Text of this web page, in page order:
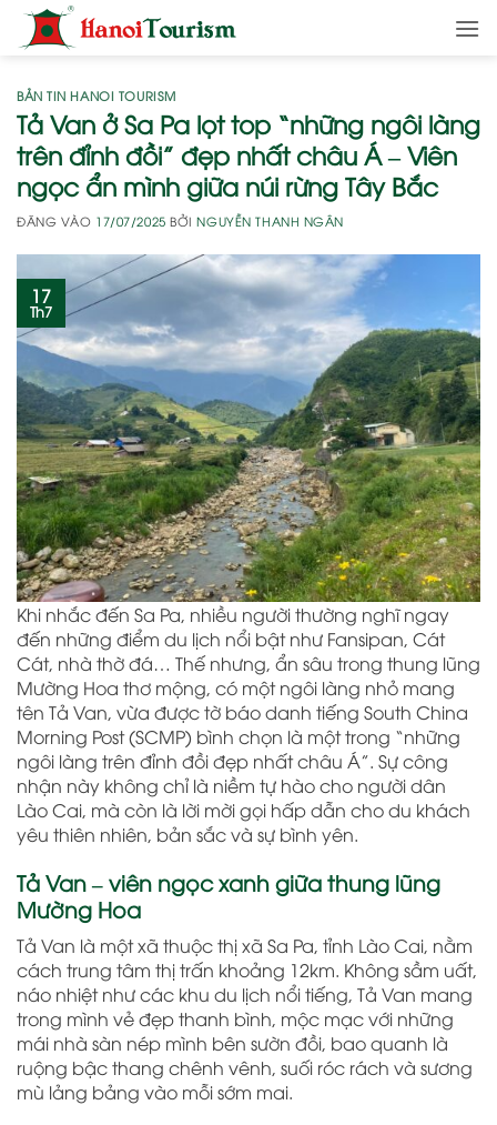
qua
dungBẢN TIN HANOI TOURISM
Tả Van ở Sa Pa lọt top “những ngôi làng
trên đỉnh đồi” đẹp nhất châu Á – Viên
ngọc ẩn mình giữa núi rừng Tây Bắc
ĐĂNG VÀO 17/07/2025 BỞINGUYỄN THANH NGÂN
17
Th7
Khi nhắc đến Sa Pa, nhiều người thường nghĩ ngay
đến những điểm du lịch nổi bật như Fansipan, Cát
Cát, nhà thờ đá… Thế nhưng, ẩn sâu trong thung lũng
Mường Hoa thơ mộng, có một ngôi làng nhỏ mang
tên Tả Van, vừa được tờ báo danh tiếng South China
Morning Post (SCMP) bình chọn là một trong “những
ngôi làng trên đỉnh đồi đẹp nhất châu Á”. Sự công
nhận này không chỉ là niềm tự hào cho người dân
Lào Cai, mà còn là lời mời gọi hấp dẫn cho du khách
yêu thiên nhiên, bản sắc và sự bình yên.
Tả Van – viên ngọc xanh giữa thung lũng
Mường Hoa
Tả Van là một xã thuộc thị xã Sa Pa, tỉnh Lào Cai, nằm
cách trung tâm thị trấn khoảng 12km. Không sầm uất,
náo nhiệt như các khu du lịch nổi tiếng, Tả Van mang
trong mình vẻ đẹp thanh bình, mộc mạc với những
mái nhà sàn nép mình bên sườn đồi, bao quanh là
ruộng bậc thang chênh vênh, suối róc rách và sương
mù lảng bảng vào mỗi sớm mai.